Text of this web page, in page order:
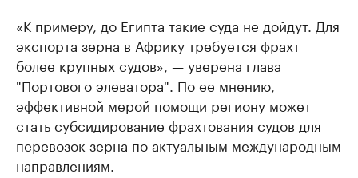
«К примеру, до Египта такие суда не дойдут. Для
экспорта зерна в Африку требуется фрахт
более крупных судов», — уверена глава
"Портового элеватора". По ее мнению,
эффективной мерой помощи региону может
стать субсидирование фрахтования судов для
перевозок зерна по актуальным международным
направлениям.